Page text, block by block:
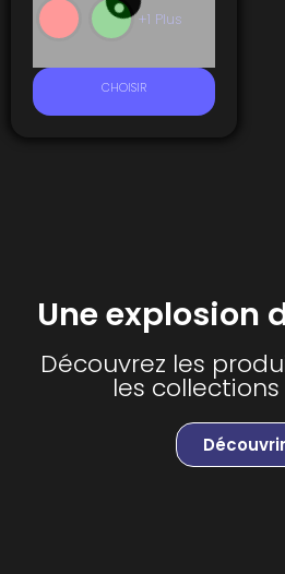
+1 Plus
CHOISIR
Une explosion
Découvrez les
les
Découvrir